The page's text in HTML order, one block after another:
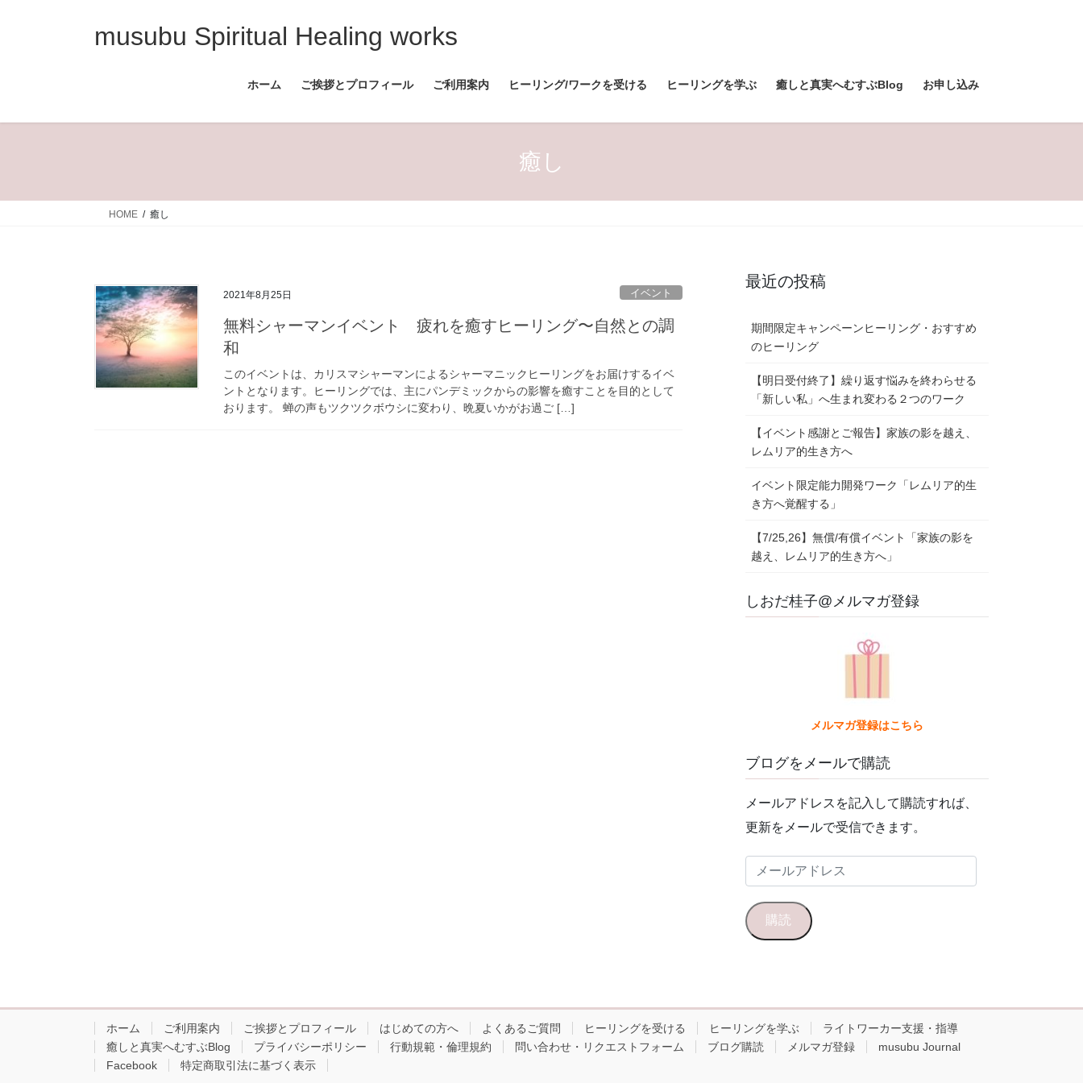
ス
ン
musubu Spiritual Healing works
ホーム ご挨拶とプロフィール ご利用案内 ヒーリング/ワークを受ける ヒーリングを学ぶ 癒しと真実へむすぶBlog お申し込み
癒し
HOME 癒し
2021年8月25日 イベント
無料シャーマンイベント 疲れを癒すヒーリング〜自然との調
和
このイベントは、カリスマシャーマンによるシャーマニックヒーリングをお届けするイベ
ントとなります。ヒーリングでは、主にパンデミックからの影響を癒すことを目的として
おります。 蝉の声もツクツクボウシに変わり、晩夏いかがお過ご […]
最近の投稿
期間限定キャンペーンヒーリング・おすすめ
のヒーリング
【明日受付終了】繰り返す悩みを終わらせる
「新しい私」へ生まれ変わる２つのワーク
【イベント感謝とご報告】家族の影を越え、
レムリア的生き方へ
イベント限定能力開発ワーク「レムリア的生
き方へ覚醒する」
【7/25,26】無償/有償イベント「家族の影を
越え、レムリア的生き方へ」
しおだ桂子@メルマガ登録
メルマガ登録はこちら
ブログをメールで購読
メールアドレスを記入して購読すれば、
更新をメールで受信できます。
ー
ル
ア
ス
購読
ホーム ご利用案内 ご挨拶とプロフィール はじめての方へ よくあるご質問 ヒーリングを受ける ヒーリングを学ぶ
ライトワーカー支援・指導
癒しと真実へむすぶBlog
プライバシーポリシー 行動規範・倫理規約 問い合わせ・リクエストフォーム ブログ購読 メルマガ登録
musubu Journal
Facebook
特定商取引法に基づく表示